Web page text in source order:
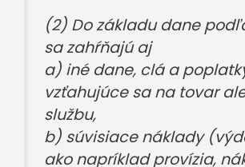
(2) Do základu dane
sa zahŕňajú aj
a) iné dane, clá a
vzťahujúce sa na tovar
službu,
b) súvisiace náklady
ako napríklad provízia,